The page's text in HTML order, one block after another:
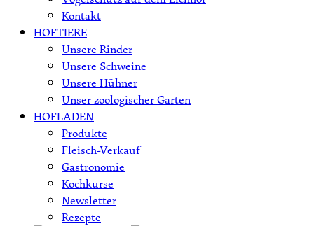
Kontakt
HOFTIERE
Unsere Rinder
Unsere Schweine
Unsere Hühner
Unser zoologischer Garten
HOFLADEN
Produkte
Fleisch-Verkauf
Gastronomie
Kochkurse
Newsletter
Rezepte